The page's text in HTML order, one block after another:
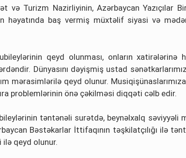
və Turizm Nazirliyinin, Azərbaycan
həyatında baş vermiş müxtəlif siyasi və
qeyd olunması, onların
Dünyasını dəyişmiş ustad
mərasimlərilə qeyd olunur.
problemlərinin önə çəkilməsi diqqəti cəlb edir.
təntənəli surətdə, beynəlxalq
Bəstəkarlar İttifaqının təşkilatçılığı ilə
ilə qeyd olunur.